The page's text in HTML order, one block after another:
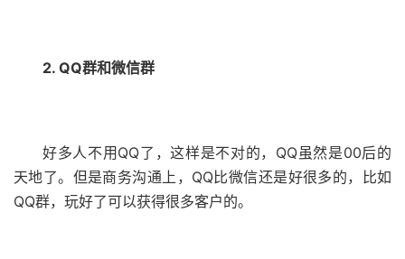
2. QQ群和微信群
好多人不用QQ了，这样是不对的，QQ虽然是00后的
天地了。但是商务沟通上，QQ比微信还是好很多的，比如
QQ群，玩好了可以获得很多客户的。